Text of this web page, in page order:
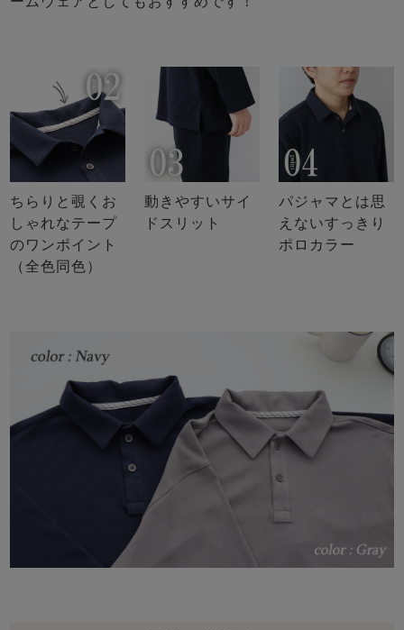
ちらりと覗くお
しゃれなテープ
のワンポイント
（全色同色）
動きやすいサイ
ドスリット
パジャマとは思
えないすっきり
ポロカラー